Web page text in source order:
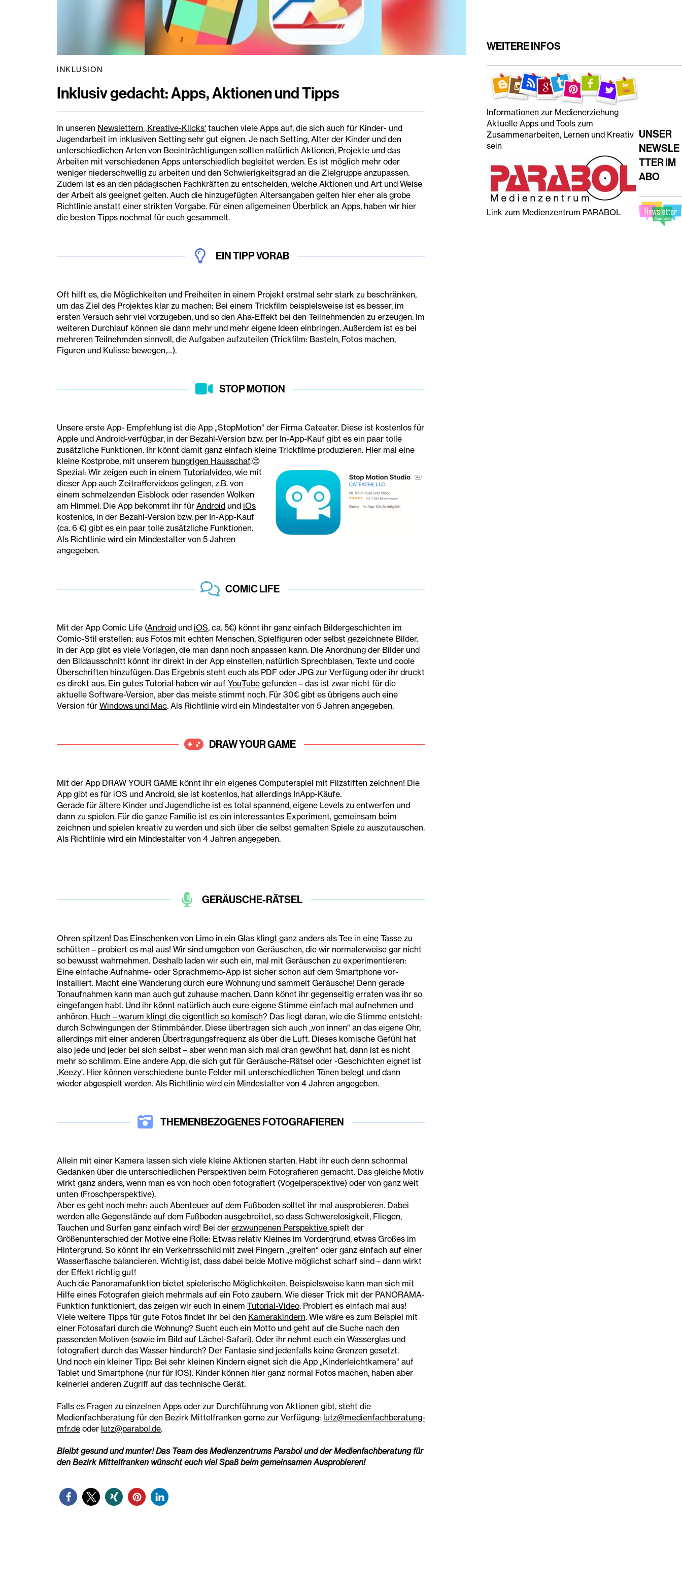
INKLUSION
Inklusiv gedacht: Apps, Aktionen und Tipps
In unseren Newslettern ‚Kreative-Klicks‘ tauchen viele Apps auf, die sich auch für Kinder- und
Jugendarbeit im inklusiven Setting sehr gut eignen. Je nach Setting, Alter der Kinder und den
unterschiedlichen Arten von Beeinträchtigungen sollten natürlich Aktionen, Projekte und das
Arbeiten mit verschiedenen Apps unterschiedlich begleitet werden. Es ist möglich mehr oder
weniger niederschwellig zu arbeiten und den Schwierigkeitsgrad an die Zielgruppe anzupassen.
Zudem ist es an den pädagischen Fachkräften zu entscheiden, welche Aktionen und Art und Weise
der Arbeit als geeignet gelten. Auch die hinzugefügten Altersangaben gelten hier eher als grobe
Richtlinie anstatt einer strikten Vorgabe. Für einen allgemeinen Überblick an Apps, haben wir hier
die besten Tipps nochmal für euch gesammelt.
EIN TIPP VORAB
Oft hilft es, die Möglichkeiten und Freiheiten in einem Projekt erstmal sehr stark zu beschränken,
um das Ziel des Projektes klar zu machen: Bei einem Trickfilm beispielsweise ist es besser, im
ersten Versuch sehr viel vorzugeben, und so den Aha-Effekt bei den Teilnehmenden zu erzeugen. Im
weiteren Durchlauf können sie dann mehr und mehr eigene Ideen einbringen. Außerdem ist es bei
mehreren Teilnehmden sinnvoll, die Aufgaben aufzuteilen (Trickfilm: Basteln, Fotos machen,
Figuren und Kulisse bewegen,…).
STOP MOTION
Unsere erste App- Empfehlung ist die App „StopMotion“ der Firma Cateater. Diese ist kostenlos für
Apple und Android-verfügbar, in der Bezahl-Version bzw. per In-App-Kauf gibt es ein paar tolle
zusätzliche Funktionen. Ihr könnt damit ganz einfach kleine Trickfilme produzieren. Hier mal eine
kleine Kostprobe, mit unserem hungrigen Hausschaf.😊
Spezial: Wir zeigen euch in einem Tutorialvideo, wie mit
dieser App auch Zeitraffervideos gelingen, z.B. von
einem schmelzenden Eisblock oder rasenden Wolken
am Himmel. Die App bekommt ihr für Android und iOs
kostenlos, in der Bezahl-Version bzw. per In-App-Kauf
(ca. 6 €) gibt es ein paar tolle zusätzliche Funktionen.
Als Richtlinie wird ein Mindestalter von 5 Jahren
angegeben.
COMIC LIFE
Mit der App Comic Life (Android und iOS, ca. 5€) könnt ihr ganz einfach Bildergeschichten im
Comic-Stil erstellen: aus Fotos mit echten Menschen, Spielfiguren oder selbst gezeichnete Bilder.
In der App gibt es viele Vorlagen, die man dann noch anpassen kann. Die Anordnung der Bilder und
den Bildausschnitt könnt ihr direkt in der App einstellen, natürlich Sprechblasen, Texte und coole
Überschriften hinzufügen. Das Ergebnis steht euch als PDF oder JPG zur Verfügung oder ihr druckt
es direkt aus. Ein gutes Tutorial haben wir auf YouTube gefunden – das ist zwar nicht für die
aktuelle Software-Version, aber das meiste stimmt noch. Für 30€ gibt es übrigens auch eine
Version für Windows und Mac. Als Richtlinie wird ein Mindestalter von 5 Jahren angegeben.
DRAW YOUR GAME
Mit der App DRAW YOUR GAME könnt ihr ein eigenes Computerspiel mit Filzstiften zeichnen! Die
App gibt es für iOS und Android, sie ist kostenlos, hat allerdings InApp-Käufe.
Gerade für ältere Kinder und Jugendliche ist es total spannend, eigene Levels zu entwerfen und
dann zu spielen. Für die ganze Familie ist es ein interessantes Experiment, gemeinsam beim
zeichnen und spielen kreativ zu werden und sich über die selbst gemalten Spiele zu auszutauschen.
Als Richtlinie wird ein Mindestalter von 4 Jahren angegeben.
GERÄUSCHE-RÄTSEL
Ohren spitzen! Das Einschenken von Limo in ein Glas klingt ganz anders als Tee in eine Tasse zu
schütten – probiert es mal aus! Wir sind umgeben von Geräuschen, die wir normalerweise gar nicht
so bewusst wahrnehmen. Deshalb laden wir euch ein, mal mit Geräuschen zu experimentieren:
Eine einfache Aufnahme- oder Sprachmemo-App ist sicher schon auf dem Smartphone vor-
installiert. Macht eine Wanderung durch eure Wohnung und sammelt Geräusche! Denn gerade
Tonaufnahmen kann man auch gut zuhause machen. Dann könnt ihr gegenseitig erraten was ihr so
eingefangen habt. Und ihr könnt natürlich auch eure eigene Stimme einfach mal aufnehmen und
anhören. Huch – warum klingt die eigentlich so komisch? Das liegt daran, wie die Stimme entsteht:
durch Schwingungen der Stimmbänder. Diese übertragen sich auch „von innen“ an das eigene Ohr,
allerdings mit einer anderen Übertragungsfrequenz als über die Luft. Dieses komische Gefühl hat
also jede und jeder bei sich selbst – aber wenn man sich mal dran gewöhnt hat, dann ist es nicht
mehr so schlimm. Eine andere App, die sich gut für Geräusche-Rätsel oder -Geschichten eignet ist
‚Keezy‘. Hier können verschiedene bunte Felder mit unterschiedlichen Tönen belegt und dann
wieder abgespielt werden. Als Richtlinie wird ein Mindestalter von 4 Jahren angegeben.
THEMENBEZOGENES FOTOGRAFIEREN
Allein mit einer Kamera lassen sich viele kleine Aktionen starten. Habt ihr euch denn schonmal
Gedanken über die unterschiedlichen Perspektiven beim Fotografieren gemacht. Das gleiche Motiv
wirkt ganz anders, wenn man es von hoch oben fotografiert (Vogelperspektive) oder von ganz weit
unten (Froschperspektive).
Aber es geht noch mehr: auch Abenteuer auf dem Fußboden solltet ihr mal ausprobieren. Dabei
werden alle Gegenstände auf dem Fußboden ausgebreitet, so dass Schwerelosigkeit, Fliegen,
Tauchen und Surfen ganz einfach wird! Bei der erzwungenen Perspektive spielt der
Größenunterschied der Motive eine Rolle: Etwas relativ Kleines im Vordergrund, etwas Großes im
Hintergrund. So könnt ihr ein Verkehrsschild mit zwei Fingern „greifen“ oder ganz einfach auf einer
Wasserflasche balancieren. Wichtig ist, dass dabei beide Motive möglichst scharf sind – dann wirkt
der Effekt richtig gut!
Auch die Panoramafunktion bietet spielerische Möglichkeiten. Beispielsweise kann man sich mit
Hilfe eines Fotografen gleich mehrmals auf ein Foto zaubern. Wie dieser Trick mit der PANORAMA-
Funktion funktioniert, das zeigen wir euch in einem Tutorial-Video. Probiert es einfach mal aus!
Viele weitere Tipps für gute Fotos findet ihr bei den Kamerakindern. Wie wäre es zum Beispiel mit
einer Fotosafari durch die Wohnung? Sucht euch ein Motto und geht auf die Suche nach den
passenden Motiven (sowie im Bild auf Lächel-Safari). Oder ihr nehmt euch ein Wasserglas und
fotografiert durch das Wasser hindurch? Der Fantasie sind jedenfalls keine Grenzen gesetzt.
Und noch ein kleiner Tipp: Bei sehr kleinen Kindern eignet sich die App „Kinderleichtkamera“ auf
Tablet und Smartphone (nur für IOS). Kinder können hier ganz normal Fotos machen, haben aber
keinerlei anderen Zugriff auf das technische Gerät.
Falls es Fragen zu einzelnen Apps oder zur Durchführung von Aktionen gibt, steht die
Medienfachberatung für den Bezirk Mittelfranken gerne zur Verfügung: lutz@medienfachberatung-
mfr.de oder lutz@parabol.de.
Bleibt gesund und munter! Das Team des Medienzentrums Parabol und der Medienfachberatung für
den Bezirk Mittelfranken wünscht euch viel Spaß beim gemeinsamen Ausprobieren!
WEITERE INFOS
Informationen zur Medienerziehung
Aktuelle Apps und Tools zum
Zusammenarbeiten, Lernen und Kreativ
sein
Link zum Medienzentrum PARABOL
UNSER
NEWSLE
TTER IM
ABO